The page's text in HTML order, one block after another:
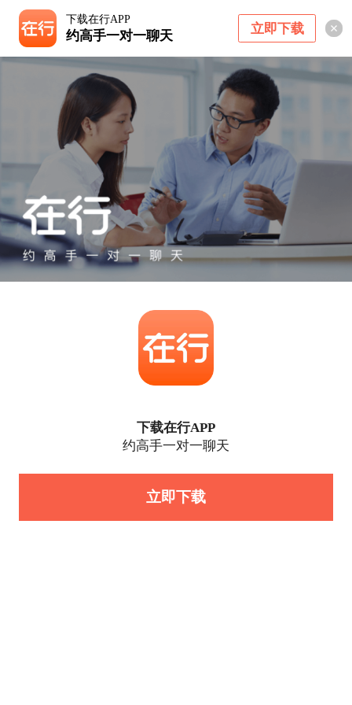
下载在行APP
约高手一对一聊天 立即下载
下载在行APP
约高手一对一聊天
立即下载